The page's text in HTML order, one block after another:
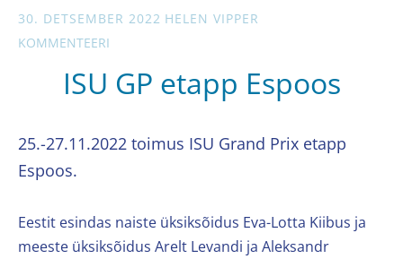
30. DETSEMBER 2022 HELEN VIPPER
KOMMENTEERI
ISU GP etapp Espoos
25.-27.11.2022 toimus ISU Grand Prix etapp
Espoos.
Eestit esindas naiste üksiksõidus Eva-Lotta Kiibus ja
meeste üksiksõidus Arelt Levandi ja Aleksandr